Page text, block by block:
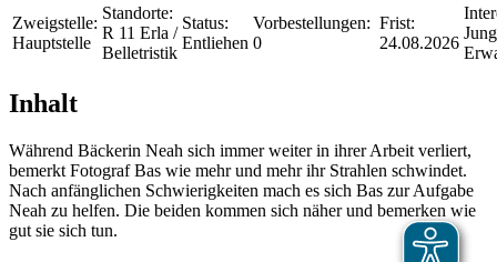
Zweigstelle:
Hauptstelle
Standorte:
R 11 Erla /
Belletristik
Status:
Entliehen
Vorbestellungen:
0
Frist:
24.08.2026
Inhalt
Während Bäckerin Neah sich immer weiter in ihrer Arbeit verliert,
bemerkt Fotograf Bas wie mehr und mehr ihr Strahlen schwindet.
Nach anfänglichen Schwierigkeiten mach es sich Bas zur Aufgabe
Neah zu helfen. Die beiden kommen sich näher und bemerken wie
gut sie sich tun.